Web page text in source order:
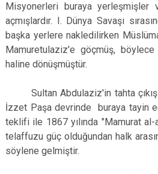
Misyonerleri buraya
açmışlardır. I. Dünya Savaşı
başka yerlere nakledilirken
Mamuretulaziz'e göçmüş,
haline dönüşmüştür.
Sultan Abdulaziz'in tahta
İzzet Paşa devrinde buraya tayin
teklifi ile 1867 yılında "Mamurat
telaffuzu güç olduğundan halk
söylene gelmiştir.